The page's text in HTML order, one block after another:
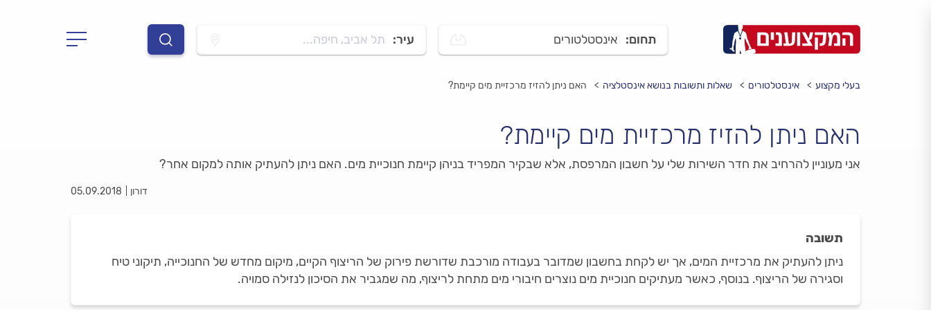
תחום: אינסטלטורים עיר: תל אביב, חיפה...
בעלי מקצוע אינסטלטורים שאלות ותשובות בנושא אינסטלציה האם ניתן להזיז מרכזיית מים קיימת?
האם ניתן להזיז מרכזיית מים קיימת?
אני מעוניין להרחיב את חדר השירות שלי על חשבון המרפסת, אלא שבקיר המפריד בניהן קיימת חנוכיית מים. האם ניתן להעתיק אותה למקום אחר?
דורון 05.09.2018
תשובה
ניתן להעתיק את מרכזיית המים, אך יש לקחת בחשבון שמדובר בעבודה מורכבת שדורשת פירוק של הריצוף הקיים, מיקום מחדש של החנוכייה, תיקוני טיח
וסגירה של הריצוף. בנוסף, כאשר מעתיקים חנוכיית מים נוצרים חיבורי מים מתחת לריצוף, מה שמגביר את הסיכון לנזילה סמויה.